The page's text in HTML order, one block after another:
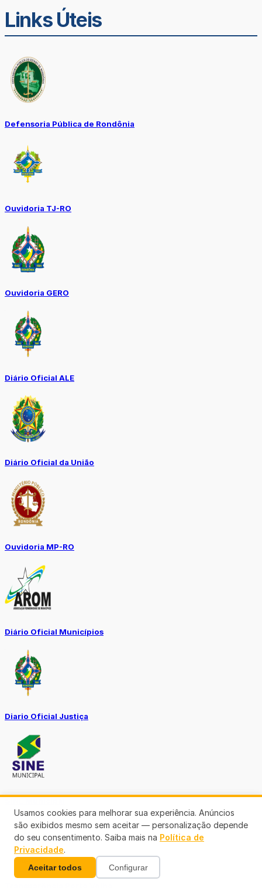
Links Úteis
Defensoria Pública de Rondônia
Ouvidoria TJ-RO
Ouvidoria GERO
Diário Oficial ALE
Diário Oficial da União
Ouvidoria MP-RO
Diário Oficial Municípios
Diario Oficial Justiça
Usamos cookies para melhorar sua experiência. Anúncios
são exibidos mesmo sem aceitar — personalização depende
do seu consentimento. Saiba mais na Política de
Privacidade.
Aceitar todos Configurar